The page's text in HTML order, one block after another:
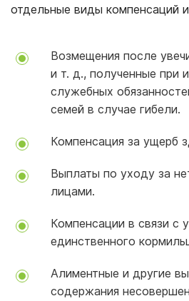
отдельные виды компенсаций
Возмещения после
и т. д., полученные при
служебных
семей в случае гибели.
Компенсация за ущерб
Выплаты по уходу за
лицами.
Компенсации в связи с
единственного
Алиментные и другие
содержания